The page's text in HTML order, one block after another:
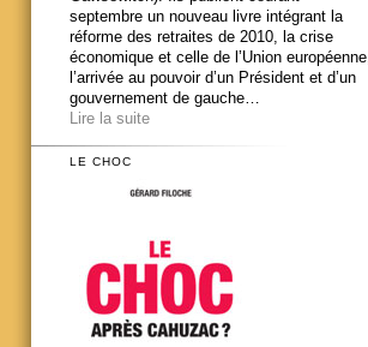
septembre un nouveau livre intégrant la
réforme des retraites de 2010, la crise
économique et celle de l’Union européenne,
l’arrivée au pouvoir d’un Président et d’un
gouvernement de gauche…
Lire la suite
LE CHOC